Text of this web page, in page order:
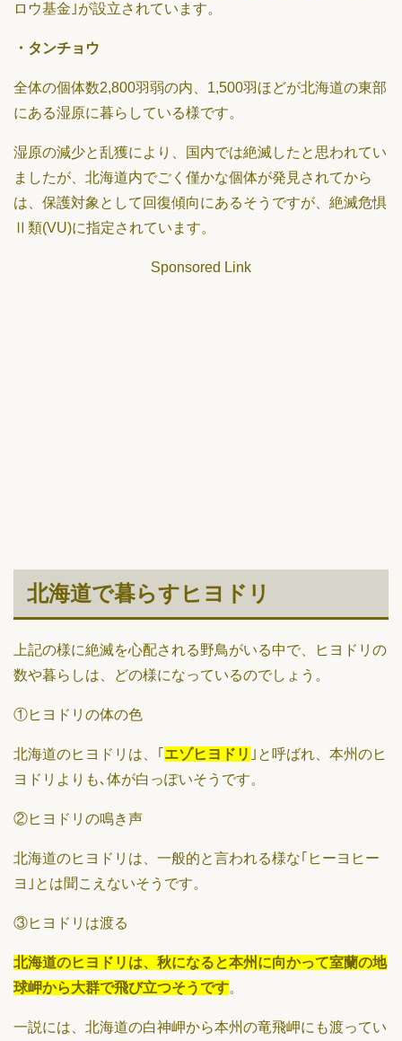
ロウ基金｣が設立されています。
・タンチョウ
全体の個体数2,800羽弱の内、1,500羽ほどが北海道の東部
にある湿原に暮らしている様です。
湿原の減少と乱獲により、国内では絶滅したと思われてい
ましたが、北海道内でごく僅かな個体が発見されてから
は、保護対象として回復傾向にあるそうですが、絶滅危惧
Ⅱ類(VU)に指定されています。
Sponsored Link
北海道で暮らすヒヨドリ
上記の様に絶滅を心配される野鳥がいる中で、ヒヨドリの
数や暮らしは、どの様になっているのでしょう。
①ヒヨドリの体の色
北海道のヒヨドリは、｢ エゾヒヨドリ ｣と呼ばれ、本州のヒ
ヨドリよりも､体が白っぽいそうです。
②ヒヨドリの鳴き声
北海道のヒヨドリは、一般的と言われる様な｢ヒーヨヒー
ヨ｣とは聞こえないそうです。
③ヒヨドリは渡る
北海道のヒヨドリは、秋になると本州に向かって室蘭の地
球岬から大群で飛び立つそうです。
一説には、北海道の白神岬から本州の竜飛岬にも渡ってい